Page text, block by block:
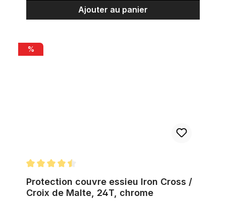
Ajouter au panier
Protection couvre essieu Iron Cross / Croix de Malte, 24T,
%
Protection couvre essieu Iron Cross /
Croix de Malte, 24T, chrome